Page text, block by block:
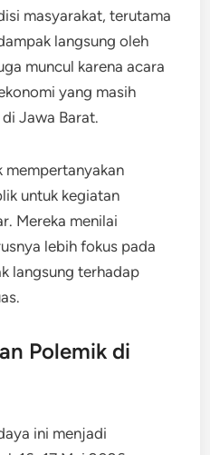
masyarakat, terutama
langsung oleh
muncul karena acara
yang masih
Jawa Barat.
mempertanyakan
untuk kegiatan
Mereka menilai
lebih fokus pada
langsung terhadap
Polemik di
ini menjadi